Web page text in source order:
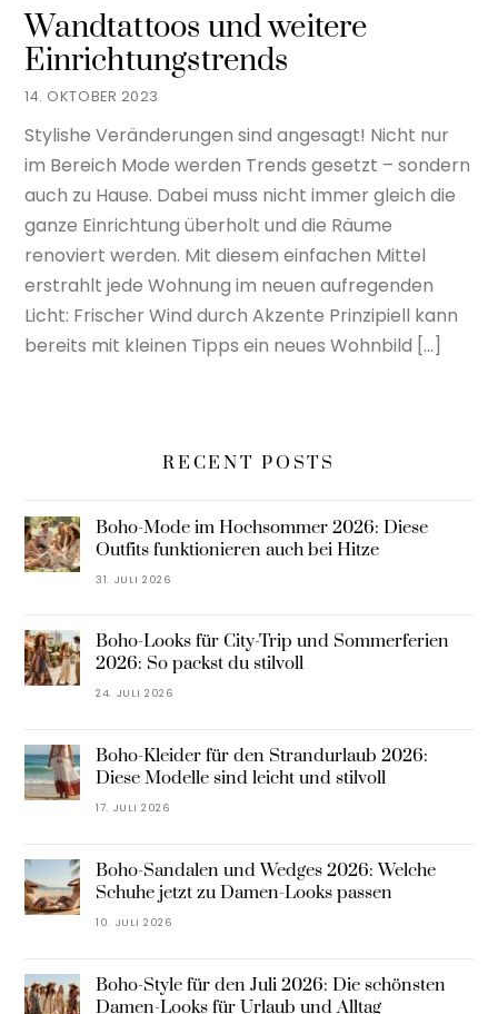
14. OKTOBER 2023
Wandtattoos und weitere
Einrichtungstrends
Stylishe Veränderungen sind angesagt! Nicht nur
im Bereich Mode werden Trends gesetzt – sondern
auch zu Hause. Dabei muss nicht immer gleich die
ganze Einrichtung überholt und die Räume
renoviert werden. Mit diesem einfachen Mittel
erstrahlt jede Wohnung im neuen aufregenden
Licht: Frischer Wind durch Akzente Prinzipiell kann
bereits mit kleinen Tipps ein neues Wohnbild […]
RECENT POSTS
Boho-Mode im Hochsommer 2026: Diese
Outfits funktionieren auch bei Hitze
31. JULI 2026
Boho-Looks für City-Trip und Sommerferien
2026: So packst du stilvoll
24. JULI 2026
Boho-Kleider für den Strandurlaub 2026:
Diese Modelle sind leicht und stilvoll
17. JULI 2026
Boho-Sandalen und Wedges 2026: Welche
Schuhe jetzt zu Damen-Looks passen
10. JULI 2026
Boho-Style für den Juli 2026: Die schönsten
Damen-Looks für Urlaub und Alltag